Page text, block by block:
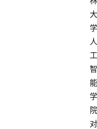
大
学
人
工
智
能
学
院
对